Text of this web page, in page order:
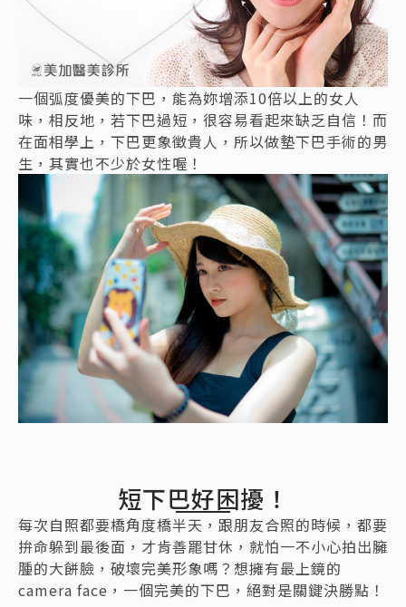
一個弧度優美的下巴，能為妳增添10倍以上的女人
味，相反地，若下巴過短，很容易看起來缺乏自信！而
在面相學上，下巴更象徵貴人，所以做墊下巴手術的男
生，其實也不少於女性喔！
短下巴好困擾！
每次自照都要橋角度橋半天，跟朋友合照的時候，都要
拚命躲到最後面，才肯善罷甘休，就怕一不小心拍出臃
腫的大餅臉，破壞完美形象嗎？想擁有最上鏡的
camera face，一個完美的下巴，絕對是關鍵決勝點！